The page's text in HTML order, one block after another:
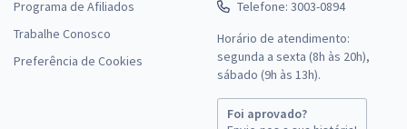
Programa de Afiliados
Trabalhe Conosco
Preferência de Cookies
Telefone: 3003-0894
Horário de atendimento:
segunda a sexta (8h às 20h),
sábado (9h às 13h).
Foi aprovado?